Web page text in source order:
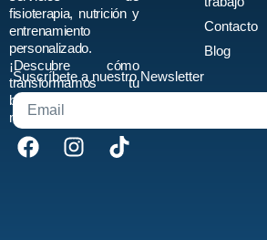
fisioterapia, nutrición y
entrenamiento
personalizado.
¡Descubre cómo
transformamos tu
bienestar físico y
mental hoy mismo!
Suscríbete a nuestro Newsletter
Contacto
Blog